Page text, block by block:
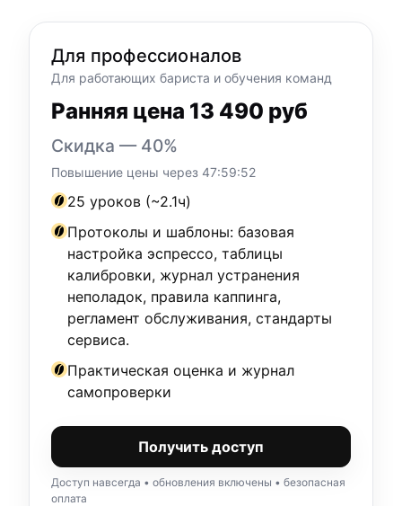
Для профессионалов
Для работающих бариста и обучения команд
Ранняя цена 13 490 руб
Скидка — 40%
Повышение цены через 47:59:50
25 уроков (~2.1ч)
Протоколы и шаблоны: базовая
настройка эспрессо, таблицы
калибровки, журнал устранения
неполадок, правила каппинга,
регламент обслуживания, стандарты
сервиса.
Практическая оценка и журнал
самопроверки
Получить доступ
Доступ навсегда • обновления включены • безопасная
оплата